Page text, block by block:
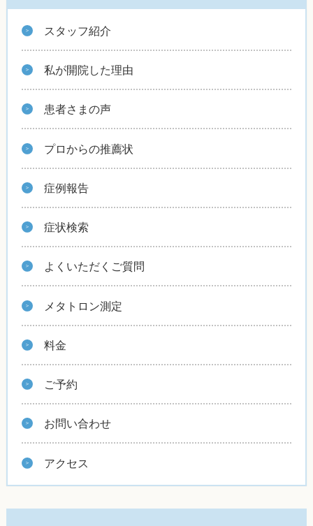
スタッフ紹介
私が開院した理由
患者さまの声
プロからの推薦状
症例報告
症状検索
よくいただくご質問
メタトロン測定
料金
ご予約
お問い合わせ
アクセス